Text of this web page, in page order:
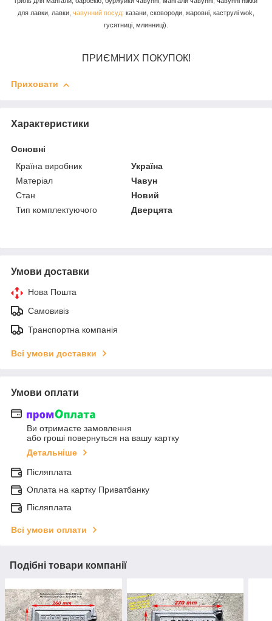
для лавки, лавки, чавунний посуд: казани, сковороди, жаровні, каструлі wok,
гусятниці, млинниці).
ПРИЄМНИХ ПОКУПОК!
Приховати
Характеристики
Основні
Країна виробник
Україна
Матеріал
Чавун
Стан
Новий
Тип комплектуючого
Дверцята
Умови доставки
Нова Пошта
Самовивіз
Транспортна компанія
Всі умови доставки
Умови оплати
Ви отримаєте замовлення
або гроші повернуться на вашу картку
Детальніше
Післяплата
Оплата на картку Приватбанку
Післяплата
Всі умови оплати
Подібні товари компанії